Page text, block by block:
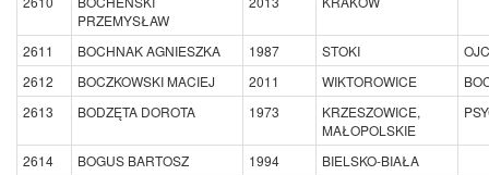
PRZEMYSŁAW
2611 BOCHNAK AGNIESZKA 1987 STOKI
2612
BOCZKOWSKI MACIEJ 2011 WIKTOROWICE
2613
BODZĘTA DOROTA 1973
KRZESZOWICE,
MAŁOPOLSKIE
2614 BOGUS BARTOSZ 1994
BIELSKO-BIAŁA